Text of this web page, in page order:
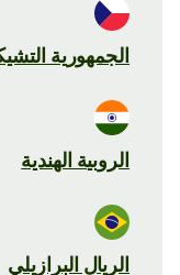
الجمهورية
الروبية الهندية
الريال البرازيلي